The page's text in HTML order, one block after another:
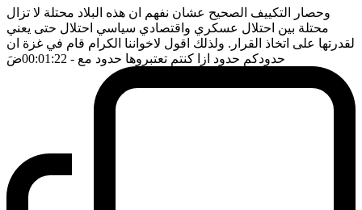
وحصار التكييف الصحيح عشان نفهم ان هذه البلاد محتلة لا تزال
محتلة بين احتلال عسكري واقتصادي سياسي احتلال حتى يعني
لقدرتها على اتخاذ القرار. ولذلك اقول لاخواننا الكرام قام في غزة ان
حدودكم حدود ازا كنتم تعتبروها حدود مع - 00:01:22 ضَ